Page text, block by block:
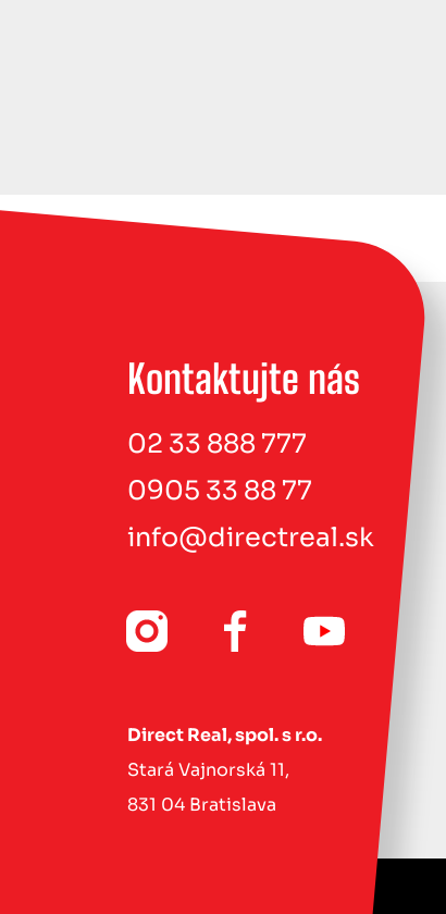
Kontaktujte nás
02 33 888 777
0905 33 88 77
info@directreal.sk
Direct Real, spol. s r.o.
Stará Vajnorská 11,
831 04 Bratislava